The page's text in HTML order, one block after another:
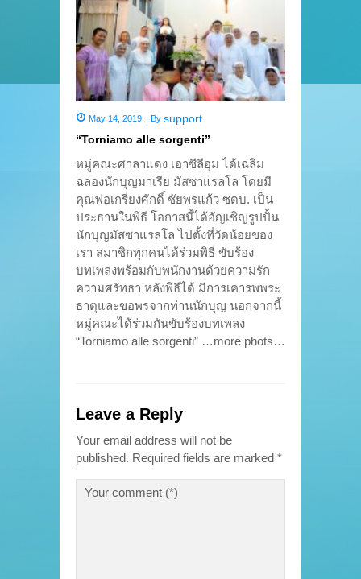
May 14, 2019 By support
“Torniamo alle sorgenti”
หมู่คณะศาลาแดง เอาซีลีอุม ได้เฉลิม
ฉลองนักบุญมาเรีย มัสซาแรลโล โดยมี
คุณพ่อเกรียงศักดิ์ ชัยพรแก้ว ซดบ. เป็น
ประธานในพิธี โอกาสนี้ได้อัญเชิญรูปปั้น
นักบุญมัสซาแรลโล ไปตั้งที่วัดน้อยของ
เรา สมาชิกทุกคนได้ร่วมพิธี ขับร้อง
บทเพลงพร้อมกับพนักงานด้วยความรัก
ความศรัทธา หลังพิธีได้ มีการเคารพพระ
ธาตุและขอพรจากท่านนักบุญ นอกจากนี้
หมู่คณะได้ร่วมกันขับร้องบทเพลง
“Torniamo alle sorgenti” …more phots…
Leave a Reply
Your email address will not be
published. Required fields are marked *